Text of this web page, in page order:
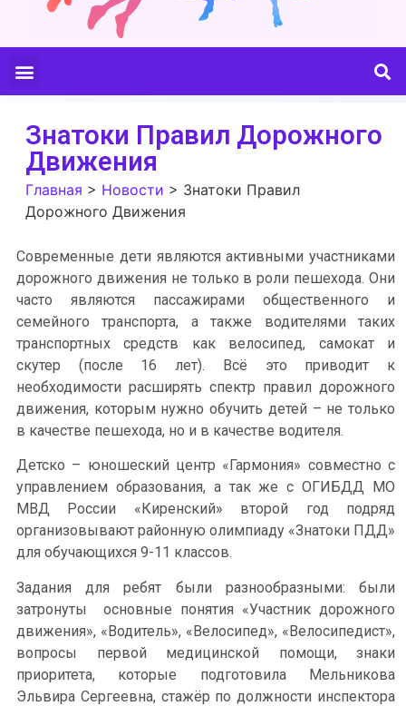
Знатоки Правил Дорожного
Движения
Главная > Новости > Знатоки Правил
Дорожного Движения
Современные дети являются активными участниками
дорожного движения не только в роли пешехода. Они
часто являются пассажирами общественного и
семейного транспорта, а также водителями таких
транспортных средств как велосипед, самокат и
скутер (после 16 лет). Всё это приводит к
необходимости расширять спектр правил дорожного
движения, которым нужно обучить детей – не только
в качестве пешехода, но и в качестве водителя.
Детско – юношеский центр «Гармония» совместно с
управлением образования, а так же с ОГИБДД МО
МВД России «Киренский» второй год подряд
организовывают районную олимпиаду «Знатоки ПДД»
для обучающихся 9-11 классов.
Задания для ребят были разнообразными: были
затронуты основные понятия «Участник дорожного
движения», «Водитель», «Велосипед», «Велосипедист»,
вопросы первой медицинской помощи, знаки
приоритета, которые подготовила Мельникова
Эльвира Сергеевна, стажёр по должности инспектора